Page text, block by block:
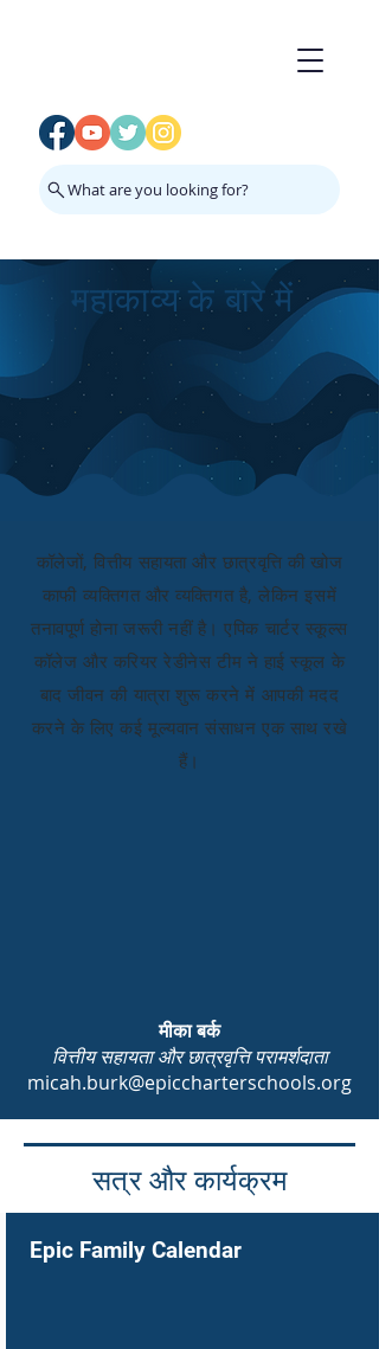
What are you looking for?
महाकाव्य के बारे में
कॉलेजों, वित्तीय सहायता और छात्रवृत्ति की खोज
काफी व्यक्तिगत और व्यक्तिगत है, लेकिन इसमें
तनावपूर्ण होना जरूरी नहीं है। एपिक चार्टर स्कूल्स
कॉलेज और करियर रेडीनेस टीम ने हाई स्कूल के
बाद जीवन की यात्रा शुरू करने में आपकी मदद
करने के लिए कई मूल्यवान संसाधन एक साथ रखे
हैं।
मीका बर्क
वित्तीय सहायता और छात्रवृत्ति परामर्शदाता
micah.burk@epiccharterschools.org
सत्र और कार्यक्रम
Epic Family Calendar